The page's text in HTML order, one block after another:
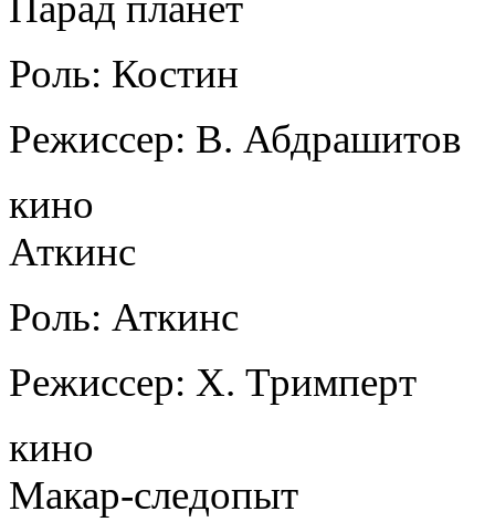
Роль: Костин
Режиссер: В. Абдрашитов
кино
Аткинс
Роль: Аткинс
Режиссер: Х. Тримперт
кино
Макар-следопыт